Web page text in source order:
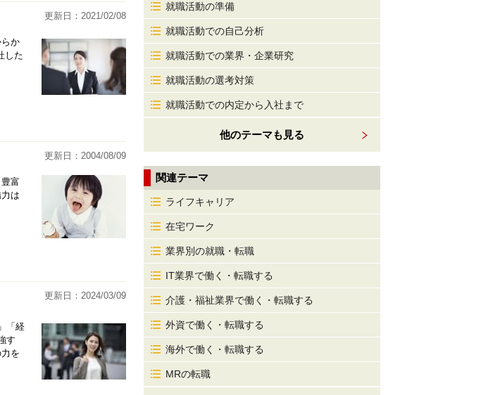
更新日：2021/02/08
か
した
更新日：2004/08/09
富
は
更新日：2024/03/09
「経
す
を
就職活動の準備
就職活動での自己分析
就職活動での業界・企業研究
就職活動の選考対策
就職活動での内定から入社まで
他のテーマも見る
関連テーマ
ライフキャリア
在宅ワーク
業界別の就職・転職
IT業界で働く・転職する
介護・福祉業界で働く・転職する
外資で働く・転職する
海外で働く・転職する
MRの転職